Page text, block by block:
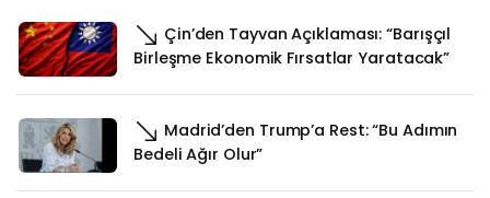
Çin’den Tayvan Açıklaması: “Barışçıl
Birleşme Ekonomik Fırsatlar Yaratacak”
Madrid’den Trump’a Rest: “Bu Adımın
Bedeli Ağır Olur”